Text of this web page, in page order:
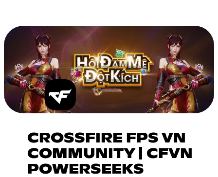
CROSSFIRE FPS VN
COMMUNITY | CFVN
POWERSEEKS